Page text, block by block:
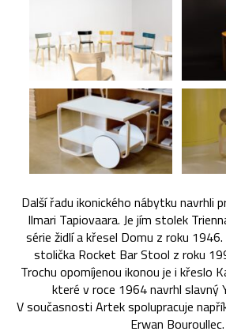
Další řadu ikonického nábytku navrhli
Ilmari Tapiovaara. Je jím stolek
série židlí a křesel Domu z roku
stolička Rocket Bar Stool z roku
Trochu opomíjenou ikonou je i křeslo
které v roce 1964 navrhl slavný
V současnosti Artek spolupracuje
Erwan Bouroullec.